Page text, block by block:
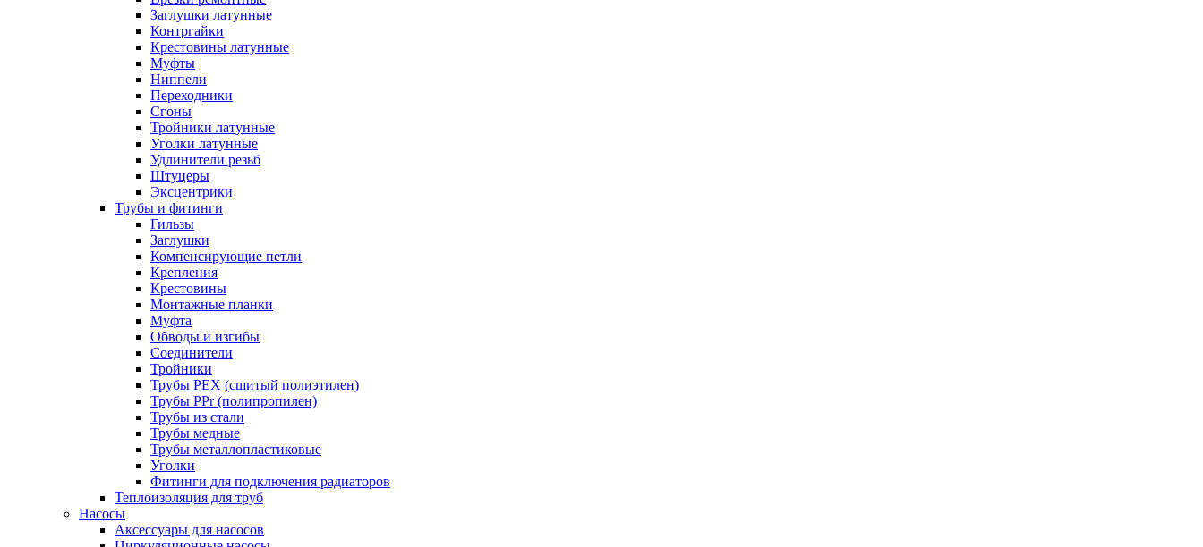
Заглушки латунные
Контргайки
Крестовины латунные
Муфты
Ниппели
Переходники
Сгоны
Тройники латунные
Уголки латунные
Удлинители резьб
Штуцеры
Эксцентрики
Трубы и фитинги
Гильзы
Заглушки
Компенсирующие петли
Крепления
Крестовины
Монтажные планки
Муфта
Обводы и изгибы
Соединители
Тройники
Трубы PEX (сшитый полиэтилен)
Трубы PPr (полипропилен)
Трубы из стали
Трубы медные
Трубы металлопластиковые
Уголки
Фитинги для подключения радиаторов
Теплоизоляция для труб
Насосы
Аксессуары для насосов